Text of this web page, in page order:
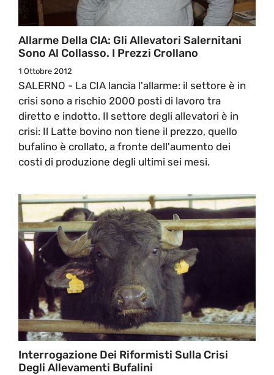
Allarme Della CIA: Gli Allevatori Salernitani
Sono Al Collasso. I Prezzi Crollano
1 Ottobre 2012
SALERNO - La CIA lancia l'allarme: il settore è in
crisi sono a rischio 2000 posti di lavoro tra
diretto e indotto. Il settore degli allevatori è in
crisi: Il Latte bovino non tiene il prezzo, quello
bufalino è crollato, a fronte dell'aumento dei
costi di produzione degli ultimi sei mesi.
Interrogazione Dei Riformisti Sulla Crisi
Degli Allevamenti Bufalini